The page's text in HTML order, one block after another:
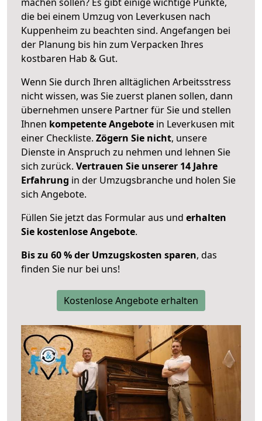
die bei einem Umzug von Leverkusen nach
Kuppenheim zu beachten sind. Angefangen bei
der Planung bis hin zum Verpacken Ihres
kostbaren Hab & Gut.
Wenn Sie durch Ihren alltäglichen Arbeitsstress
nicht wissen, was Sie zuerst planen sollen, dann
übernehmen unsere Partner für Sie und stellen
Ihnen kompetente Angebote in Leverkusen mit
einer Checkliste. Zögern Sie nicht, unsere
Dienste in Anspruch zu nehmen und lehnen Sie
sich zurück. Vertrauen Sie unserer 14 Jahre
Erfahrung in der Umzugsbranche und holen Sie
sich Angebote.
Füllen Sie jetzt das Formular aus und erhalten
Sie kostenlose Angebote.
Bis zu 60 % der Umzugskosten sparen, das
finden Sie nur bei uns!
Kostenlose Angebote erhalten